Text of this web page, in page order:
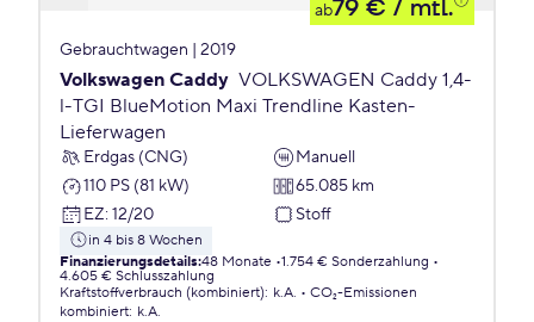
ab79 € / mtl.
Gebrauchtwagen | 2019
Volkswagen Caddy VOLKSWAGEN Caddy 1,4-
l-TGI BlueMotion Maxi Trendline Kasten-
Lieferwagen
Erdgas (CNG)
Manuell
110 PS (81 kW)
65.085 km
EZ: 12/20 Stoff
in 4 bis 8 Wochen
Finanzierungsdetails:48 Monate 1.754 € Sonderzahlung
4.605 € Schlusszahlung
Kraftstoffverbrauch (kombiniert): k.A.
CO₂-Emissionen
kombiniert: k.A.